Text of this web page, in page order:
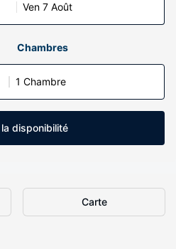
Ven 7 Août
Chambres
1 Chambre
disponibilité
Carte